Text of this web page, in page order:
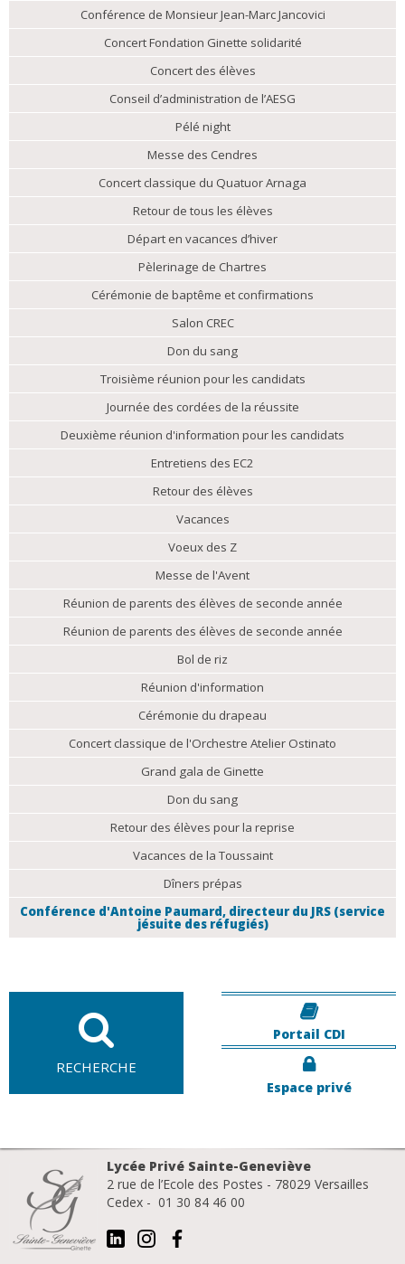
Conférence de Monsieur Jean-Marc Jancovici
Concert Fondation Ginette solidarité
Concert des élèves
Conseil d’administration de l’AESG
Pélé night
Messe des Cendres
Concert classique du Quatuor Arnaga
Retour de tous les élèves
Départ en vacances d’hiver
Pèlerinage de Chartres
Cérémonie de baptême et confirmations
Salon CREC
Don du sang
Troisième réunion pour les candidats
Journée des cordées de la réussite
Deuxième réunion d'information pour les candidats
Entretiens des EC2
Retour des élèves
Vacances
Voeux des Z
Messe de l'Avent
Réunion de parents des élèves de seconde année
Réunion de parents des élèves de seconde année
Bol de riz
Réunion d'information
Cérémonie du drapeau
Concert classique de l'Orchestre Atelier Ostinato
Grand gala de Ginette
Don du sang
Retour des élèves pour la reprise
Vacances de la Toussaint
Dîners prépas
Conférence d'Antoine Paumard, directeur du JRS (service
jésuite des réfugiés)
RECHERCHE
Portail CDI
Espace privé
Lycée Privé Sainte-Geneviève
2 rue de l’Ecole des Postes - 78029 Versailles
Cedex - 01 30 84 46 00